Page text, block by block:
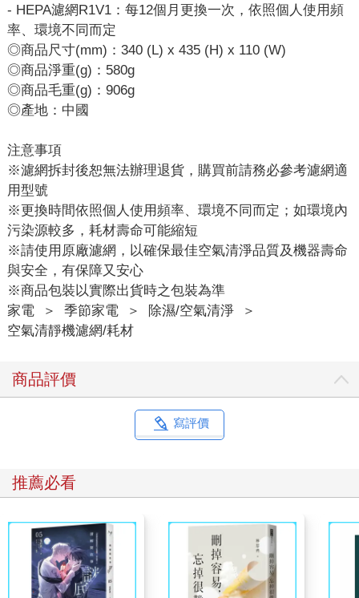
- HEPA濾網R1V1：每12個月更換一次，依照個人使用頻
率、環境不同而定
◎商品尺寸(mm)：340 (L) x 435 (H) x 110 (W)
◎商品淨重(g)：580g
◎商品毛重(g)：906g
◎產地：中國
注意事項
※濾網拆封後恕無法辦理退貨，購買前請務必參考濾網適
用型號
※更換時間依照個人使用頻率、環境不同而定；如環境內
污染源較多，耗材壽命可能縮短
※請使用原廠濾網，以確保最佳空氣清淨品質及機器壽命
與安全，有保障又安心
※商品包裝以實際出貨時之包裝為準
家電
＞ 季節家電 ＞ 除濕/空氣清淨
＞
空氣清靜機濾網/耗材
商品評價
寫評價
推薦必看